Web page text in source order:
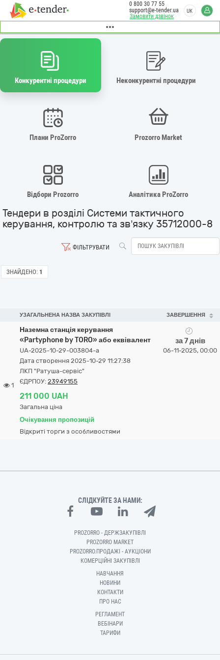
Замовити дзвінок
0 800 30 77 55
support@e-tender.ua
UK
Конкурентні процедури Неконкурентні процедури
Плани ProZorro Prozorro Market
Відбори Prozorro Аналітика ProZorro
Тендери в розділі Системи тактичного
керування, контролю та зв’язку 35712000-8
ФІЛЬТРУВАТИ
ЗНАЙДЕНО: 1
УЗАГАЛЬНЕНА НАЗВА ЗАКУПІВЛІ ЗАВЕРШЕННЯ
1
Наземна станція керування
«Partyphone by TORO» або еквівалент
UA-2025-10-29-003804-a
Дата створення 2025-10-29 11:27:38
ЛКП "Ратуша-сервіс"
ЄДРПОУ: 23949155
211 000 UAH
Загальна ціна
Очікування пропозицій
Відкриті торги з особливостями
за 7 днів
06-11-2025, 00:00
СЛІДКУЙТЕ ЗА НАМИ:
PROZORRO - ДЕРЖЗАКУПІВЛІ
PROZORRO MARKET
PROZORRO.ПРОДАЖІ - АУКЦІОНИ
КОМЕРЦІЙНІ ЗАКУПІВЛІ
НАВЧАННЯ
НОВИНИ
КОНТАКТИ
ПРО НАС
РЕГЛАМЕНТ
ВЕБІНАРИ
ТАРИФИ